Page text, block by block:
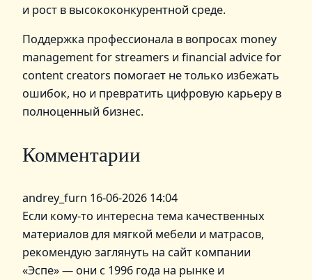
и рост в высококонкурентной среде.
Поддержка профессионала в вопросах money
management for streamers и financial advice for
content creators помогает не только избежать
ошибок, но и превратить цифровую карьеру в
полноценный бизнес.
Комментарии
andrey_furn 16-06-2026 14:04
Если кому-то интересна тема качественных
материалов для мягкой мебели и матрасов,
рекомендую заглянуть на сайт компании
«Эспе» — они с 1996 года на рынке и